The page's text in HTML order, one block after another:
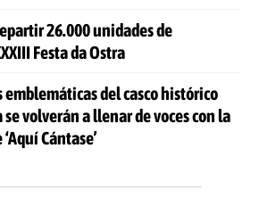
26.000 unidades de
Festa da Ostra
emblemáticas del casco histórico
volverán a llenar de voces con la
Cántase’